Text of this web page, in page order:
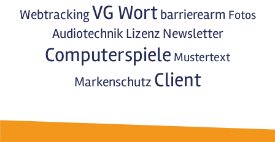
WebtrackingVG Wort barrierearm Fotos
Audiotechnik Lizenz Newsletter
Computerspiele Mustertext
Markenschutz Client